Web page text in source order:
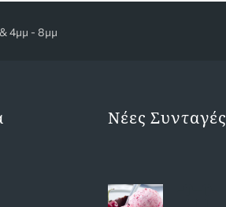
4μμ - 8μμ
Νέες Συνταγές